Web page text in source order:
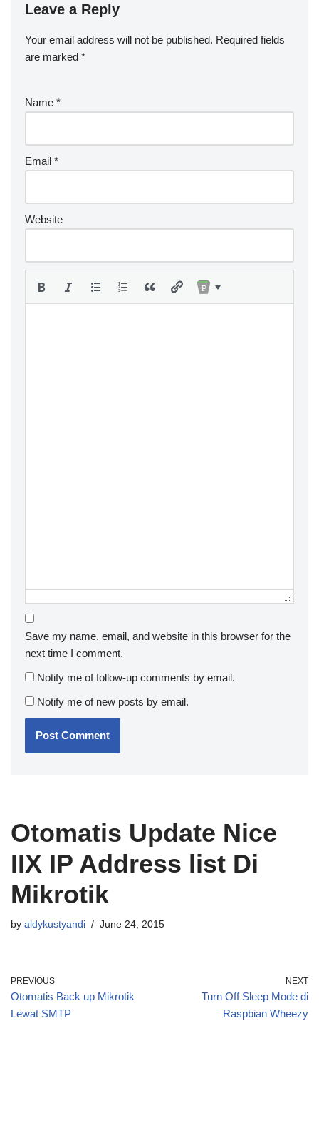
Leave a Reply
Your email address will not be published. Required fields
are marked *
Name *
Email *
Website
Save my name, email, and website in this browser for the
next time I comment.
Notify me of follow-up comments by email.
Notify me of new posts by email.
Otomatis Update Nice
IIX IP Address list Di
Mikrotik
by aldykustyandi June 24, 2015
PREVIOUS
Otomatis Back up Mikrotik
Lewat SMTP
NEXT
Turn Off Sleep Mode di
Raspbian Wheezy